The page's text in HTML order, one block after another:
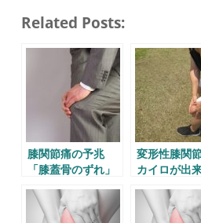
bo
ok
tte
r
ail
a
Related Posts:
膝関節痛の予兆
「膝蓋骨のずれ」
変形性膝関
カイロが出